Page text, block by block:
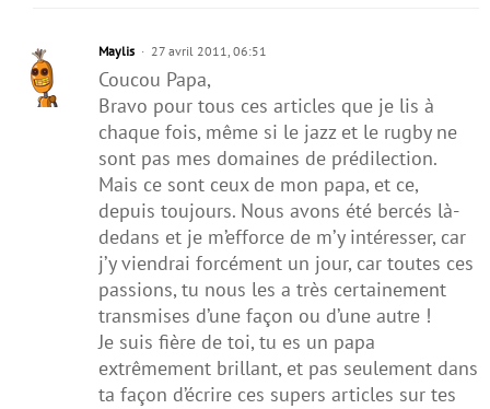
Maylis 27 avril 2011, 06:51
Coucou Papa,
Bravo pour tous ces articles que je lis à
chaque fois, même si le jazz et le rugby ne
sont pas mes domaines de prédilection.
Mais ce sont ceux de mon papa, et ce,
depuis toujours. Nous avons été bercés là-
dedans et je m’efforce de m’y intéresser, car
j’y viendrai forcément un jour, car toutes ces
passions, tu nous les a très certainement
transmises d’une façon ou d’une autre !
Je suis fière de toi, tu es un papa
extrêmement brillant, et pas seulement dans
ta façon d’écrire ces supers articles sur tes